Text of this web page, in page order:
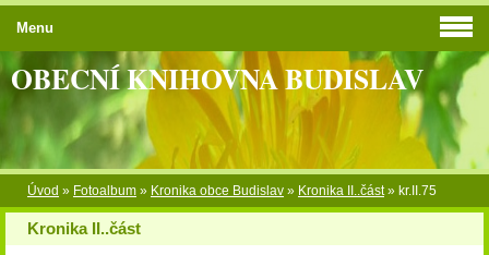
OBECNÍ KNIHOVNA BUDISLAV
Úvod » Fotoalbum » Kronika obce Budislav » Kronika II..část» kr.II.75
Kronika II..část
Menu